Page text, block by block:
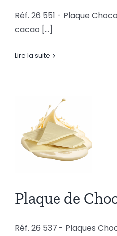
noix de
coco
Réf. 26 551 - Plaque
cacao [...]
Lire la suite
Plaque de
Chocolat
Plaque de
Réf. 26 537 - Plaques